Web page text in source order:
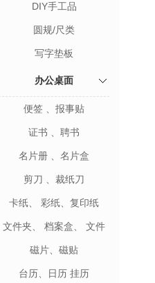
DIY手工品
圆规/尺类
写字垫板
办公桌面
便签 、报事贴
证书 、聘书
名片册 、名片盒
剪刀 、裁纸刀
卡纸、 彩纸、复印纸
文件夹、 档案盒、 文件
磁片、磁贴
台历、日历 挂历